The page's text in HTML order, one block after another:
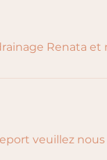
Renata
veuillez